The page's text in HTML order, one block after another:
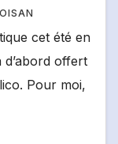
cet été en
d’abord offert
Pour moi,